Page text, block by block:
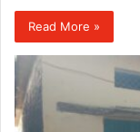
Read More »